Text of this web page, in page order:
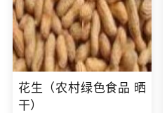
花生（农村绿色食品 晒
干）